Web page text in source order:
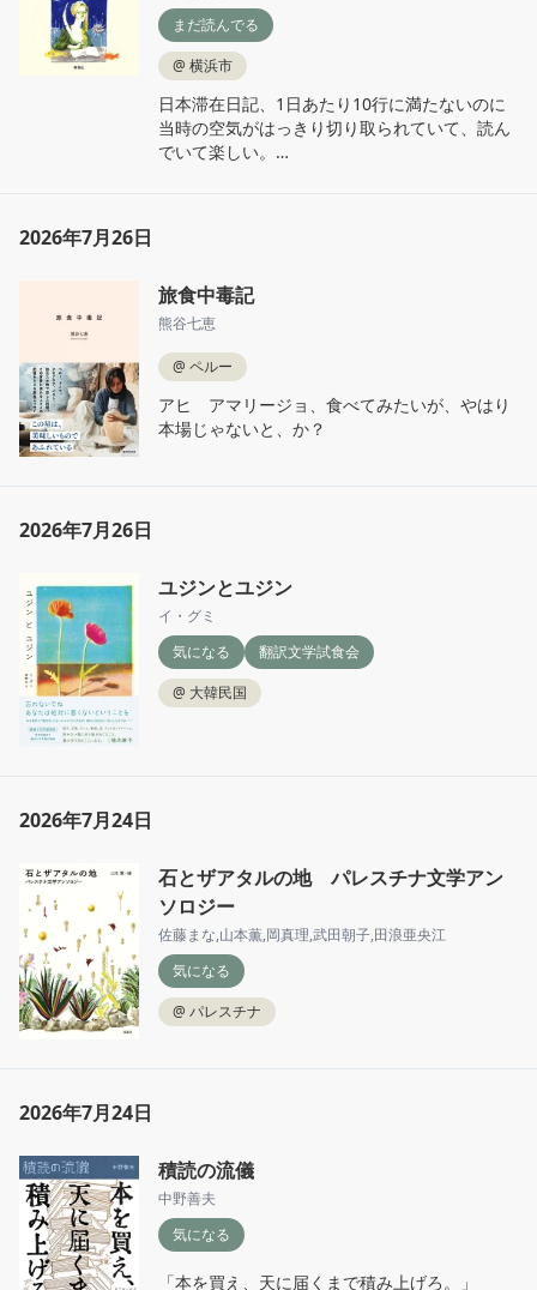
まだ読んでる
@ 横浜市
日本滞在日記、1日あたり10行に満たないのに
当時の空気がはっきり切り取られていて、読ん
でいて楽しい。
2026年7月26日
旅食中毒記
熊谷七恵
@ ペルー
アヒ　アマリージョ、食べてみたいが、やはり
本場じゃないと、か？
2026年7月26日
ユジンとユジン
イ・グミ
気になる
翻訳文学試食会
@ 大韓民国
2026年7月24日
石とザアタルの地 パレスチナ文学アン
ソロジー
佐藤まな,山本薫,岡真理,武田朝子,田浪亜央江
気になる
@ パレスチナ
2026年7月24日
積読の流儀
中野善夫
気になる
「本を買え、天に届くまで積み上げろ。」